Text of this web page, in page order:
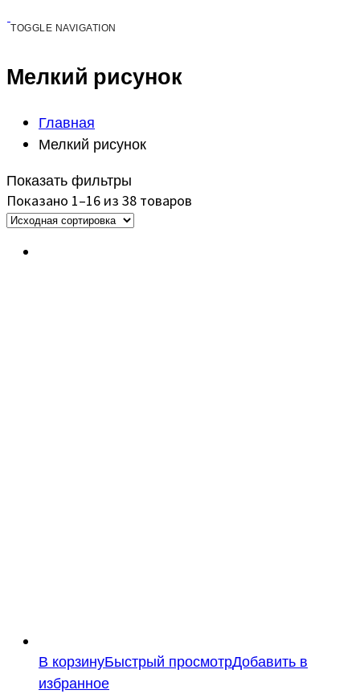
TOGGLE NAVIGATION
Мелкий рисунок
Главная
Мелкий рисунок
Показать фильтры
Показано 1–16 из 38 товаров
В корзинуБыстрый просмотрДобавить в
избранное